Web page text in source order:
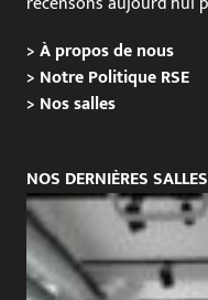
>À propos de nous
> Notre Politique RSE
> Nos salles
NOS DERNIÈRES SALLES